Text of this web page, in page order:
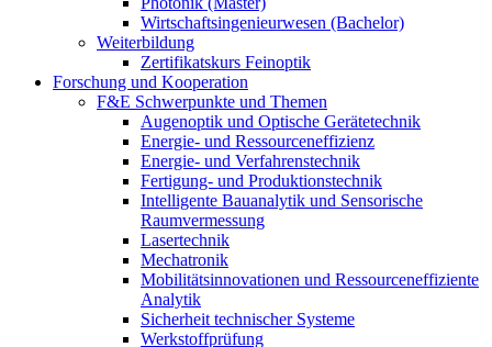
Wirtschaftsingenieurwesen (Bachelor)
Weiterbildung
Zertifikatskurs Feinoptik
Forschung und Kooperation
F&E Schwerpunkte und Themen
Augenoptik und Optische Gerätetechnik
Energie- und Ressourceneffizienz
Energie- und Verfahrenstechnik
Fertigung- und Produktionstechnik
Intelligente Bauanalytik und Sensorische
Raumvermessung
Lasertechnik
Mechatronik
Mobilitätsinnovationen und Ressourceneffiziente
Analytik
Sicherheit technischer Systeme
Werkstoffprüfung